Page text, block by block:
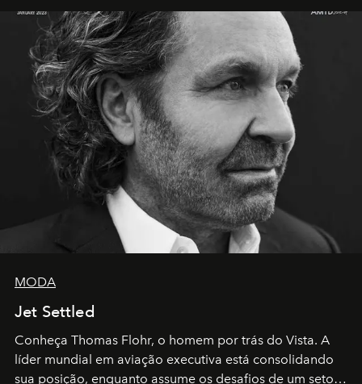
MODA
Jet Settled
Conheça Thomas Flohr, o homem por trás do Vista. A
líder mundial em aviação executiva está consolidando
sua posição, enquanto assume os desafios de um setor